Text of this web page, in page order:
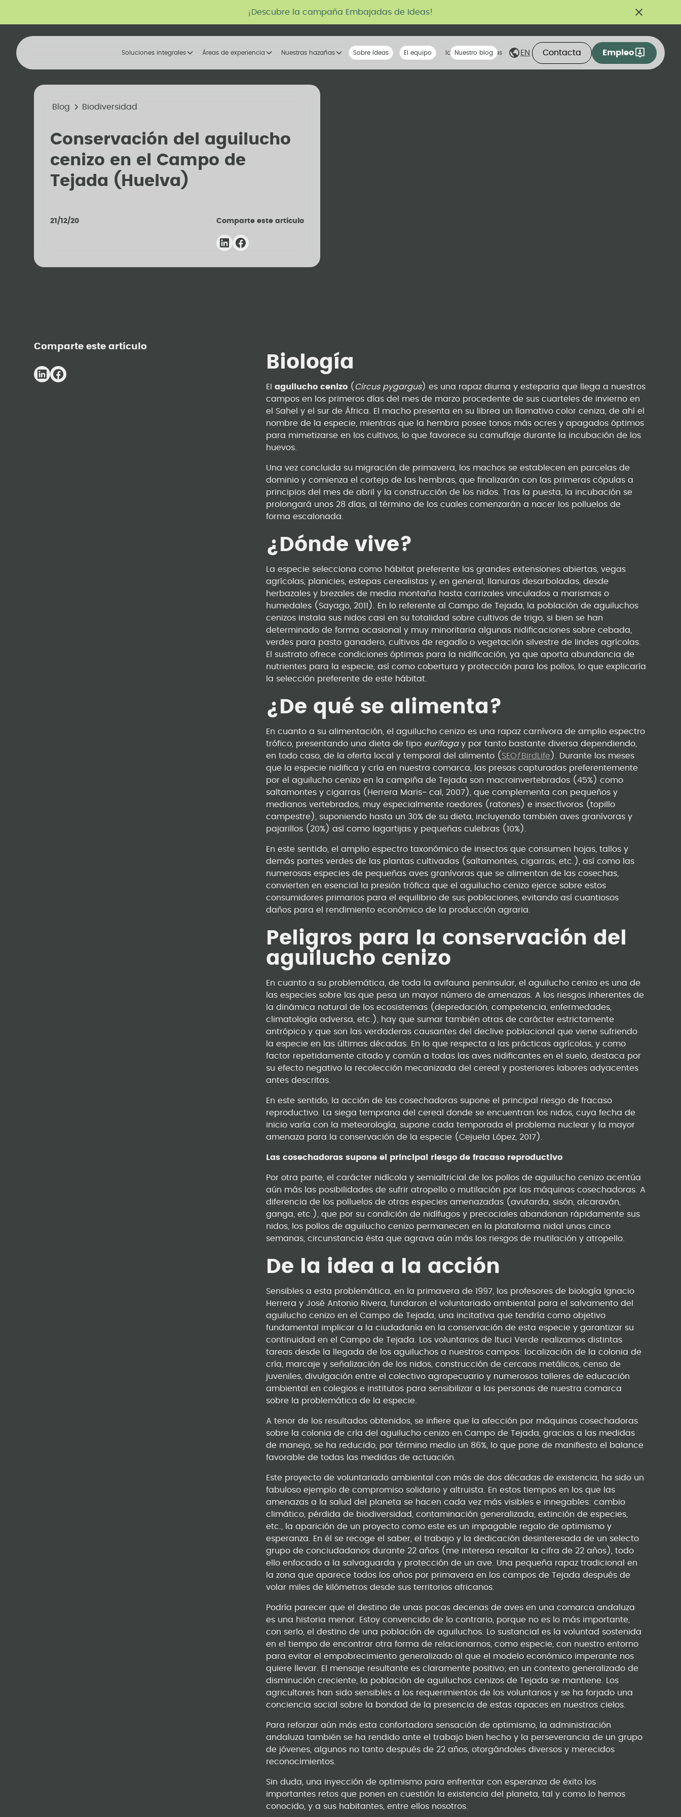
¡Descubre la campaña Embajadas de Ideas!
Soluciones integrales Áreas de experiencia Nuestras hazañas Nuestra voz
Sobre Ideas La tribu
El equipo Ideas compartidas
Nuestro blog EN Contacta Empleo
Blog Biodiversidad
Conservación del aguilucho
cenizo en el Campo de
Tejada (Huelva)
21/12/20 Comparte este artículo
Comparte este artículo
Biología
EIaguilucho cenizo ( Circus pygargus) es una rapaz diurna y esteparia que llega a nuestros
campos en los primeros días del mes de marzo procedente de sus cuarteles de invierno en
el Sahel y el sur de África. El macho presenta en su librea un llamativo color ceniza, de ahí el
nombre de la especie, mientras que la hembra posee tonos más ocres y apagados óptimos
para mimetizarse en los cultivos, lo que favorece su camuflaje durante la incubación de los
huevos.
Una vez concluida su migración de primavera, los machos se establecen en parcelas de
dominio y comienza el cortejo de las hembras, que finalizarán con las primeras cópulas a
principios del mes de abril y la construcción de los nidos. Tras la puesta, la incubación se
prolongará unos 28 días, al término de los cuales comenzarán a nacer los polluelos de
forma escalonada.
¿Dónde vive?
La especie selecciona como hábitat preferente las grandes extensiones abiertas, vegas
agrícolas, planicies, estepas cerealistas y, en general, llanuras desarboladas, desde
herbazales y brezales de media montaña hasta carrizales vinculados a marismas o
humedales (Sayago, 2011). En lo referente al Campo de Tejada, la población de aguiluchos
cenizos instala sus nidos casi en su totalidad sobre cultivos de trigo, si bien se han
determinado de forma ocasional y muy minoritaria algunas nidificaciones sobre cebada,
verdes para pasto ganadero, cultivos de regadío o vegetación silvestre de lindes agrícolas.
El sustrato ofrece condiciones óptimas para la nidificación, ya que aporta abundancia de
nutrientes para la especie, así como cobertura y protección para los pollos, lo que explicaría
la selección preferente de este hábitat.
¿De qué se alimenta?
En cuanto a su alimentación, el aguilucho cenizo es una rapaz carnívora de amplio espectro
trófico, presentando una dieta de tipo eurífagay por tanto bastante diversa dependiendo,
en todo caso, de la oferta local y temporal del alimento ( SEOƒBirdLife ). Durante los meses
que la especie nidifica y cría en nuestra comarca, las presas capturadas preferentemente
por el aguilucho cenizo en la campiña de Tejada son macroinvertebrados (45%) como
saltamontes y cigarras (Herrera Maris− cal, 2007), que complementa con pequeños y
medianos vertebrados, muy especialmente roedores (ratones) e insectívoros (topillo
campestre), suponiendo hasta un 30% de su dieta, incluyendo también aves granívoras y
pajarillos (20%) así como lagartijas y pequeñas culebras (10%).
En este sentido, el amplio espectro taxonómico de insectos que consumen hojas, tallos y
demás partes verdes de las plantas cultivadas (saltamontes, cigarras, etc.), así como las
numerosas especies de pequeñas aves granívoras que se alimentan de las cosechas,
convierten en esencial la presión trófica que el aguilucho cenizo ejerce sobre estos
consumidores primarios para el equilibrio de sus poblaciones, evitando así cuantiosos
daños para el rendimiento económico de la producción agraria.
Peligros para la conservación del
aguilucho cenizo
En cuanto a su problemática, de toda la avifauna peninsular, el aguilucho cenizo es una de
las especies sobre las que pesa un mayor número de amenazas. A los riesgos inherentes de
la dinámica natural de los ecosistemas (depredación, competencia, enfermedades,
climatología adversa, etc.), hay que sumar también otras de carácter estrictamente
antrópico y que son las verdaderas causantes del declive poblacional que viene sufriendo
la especie en las últimas décadas. En lo que respecta a las prácticas agrícolas, y como
factor repetidamente citado y común a todas las aves nidificantes en el suelo, destaca por
su efecto negativo la recolección mecanizada del cereal y posteriores labores adyacentes
antes descritas.
En este sentido, la acción de las cosechadoras supone el principal riesgo de fracaso
reproductivo. La siega temprana del cereal donde se encuentran los nidos, cuya fecha de
inicio varía con la meteorología, supone cada temporada el problema nuclear y la mayor
amenaza para la conservación de la especie (Cejuela López, 2017).
Las cosechadoras supone el principal riesgo de fracaso reproductivo
Por otra parte, el carácter nidícola y semialtricial de los pollos de aguilucho cenizo acentúa
aún más las posibilidades de sufrir atropello o mutilación por las máquinas cosechadoras. A
diferencia de los polluelos de otras especies amenazadas (avutarda, sisón, alcaraván,
ganga, etc.), que por su condición de nidífugos y precociales abandonan rápidamente sus
nidos, los pollos de aguilucho cenizo permanecen en la plataforma nidal unas cinco
semanas, circunstancia ésta que agrava aún más los riesgos de mutilación y atropello.
De la idea a la acción
Sensibles a esta problemática, en la primavera de 1997, los profesores de biología Ignacio
Herrera y José Antonio Rivera, fundaron el voluntariado ambiental para el salvamento del
aguilucho cenizo en el Campo de Tejada, una incitativa que tendría como objetivo
fundamental implicar a la ciudadanía en la conservación de esta especie y garantizar su
continuidad en el Campo de Tejada. Los voluntarios de ltuci Verde realizamos distintas
tareas desde la llegada de los aguiluchos a nuestros campos: localización de la colonia de
cría, marcaje y señalización de los nidos, construcción de cercaos metálicos, censo de
juveniles, divulgación entre el colectivo agropecuario y numerosos talleres de educación
ambiental en colegios e institutos para sensibilizar a las personas de nuestra comarca
sobre la problemática de la especie.
A tenor de los resultados obtenidos, se infiere que la afección por máquinas cosechadoras
sobre la colonia de cría del aguilucho cenizo en Campo de Tejada, gracias a las medidas
de manejo, se ha reducido, por término medio un 86%, lo que pone de manifiesto el balance
favorable de todas las medidas de actuación.
Este proyecto de voluntariado ambiental con más de dos décadas de existencia, ha sido un
fabuloso ejemplo de compromiso solidario y altruista. En estos tiempos en los que las
amenazas a la salud del planeta se hacen cada vez más visibles e innegables: cambio
climático, pérdida de biodiversidad, contaminación generalizada, extinción de especies,
etc., la aparición de un proyecto como este es un impagable regalo de optimismo y
esperanza. En él se recoge el saber, el trabajo y la dedicación desinteresada de un selecto
grupo de conciudadanos durante 22 años (me interesa resaltar la cifra de 22 años), todo
ello enfocado a la salvaguarda y protección de un ave. Una pequeña rapaz tradicional en
la zona que aparece todos los años por primavera en los campos de Tejada después de
volar miles de kilómetros desde sus territorios africanos.
Podría parecer que el destino de unas pocas decenas de aves en una comarca andaluza
es una historia menor. Estoy convencido de lo contrario, porque no es lo más importante,
con serlo, el destino de una población de aguiluchos. Lo sustancial es la voluntad sostenida
en el tiempo de encontrar otra forma de relacionarnos, como especie, con nuestro entorno
para evitar el empobrecimiento generalizado al que el modelo económico imperante nos
quiere llevar. El mensaje resultante es claramente positivo; en un contexto generalizado de
disminución creciente, la población de aguiluchos cenizos de Tejada se mantiene. Los
agricultores han sido sensibles a los requerimientos de los voluntarios y se ha forjado una
conciencia social sobre la bondad de la presencia de estas rapaces en nuestros cielos.
Para reforzar aún más esta confortadora sensación de optimismo, la administración
andaluza también se ha rendido ante el trabajo bien hecho y la perseverancia de un grupo
de jóvenes, algunos no tanto después de 22 años, otorgándoles diversos y merecidos
reconocimientos.
Sin duda, una inyección de optimismo para enfrentar con esperanza de éxito los
importantes retos que ponen en cuestión la existencia del planeta, tal y como lo hemos
conocido, y a sus habitantes, entre ellos nosotros.